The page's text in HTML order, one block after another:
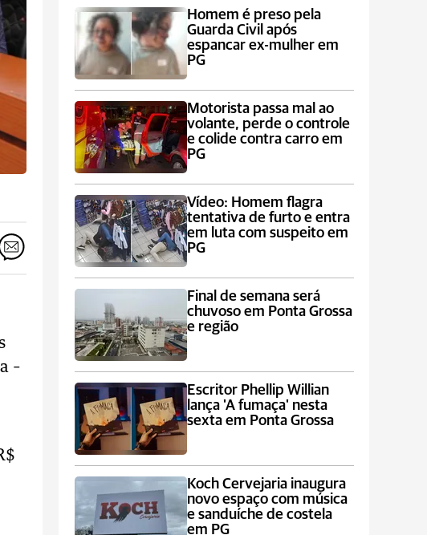
–
Homem é preso pela
Guarda Civil após
espancar ex-mulher em
PG
Motorista passa mal ao
volante, perde o controle
e colide contra carro em
PG
Vídeo: Homem flagra
tentativa de furto e entra
em luta com suspeito em
PG
Final de semana será
chuvoso em Ponta Grossa
e região
Escritor Phellip Willian
lança 'A fumaça' nesta
sexta em Ponta Grossa
Koch Cervejaria inaugura
novo espaço com música
e sanduíche de costela
em PG